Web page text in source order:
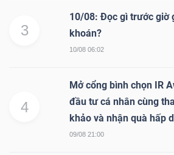
3
10/08: Đọc gì trước giờ
khoán?
10/08 06:02
4
Mở cổng bình chọn IR
đầu tư cá nhân cùng
khảo và nhận quà hấp
09/08 21:00